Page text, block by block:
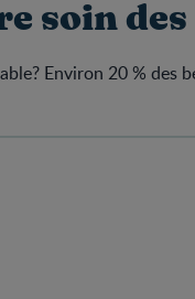
soin
Environ 20 % des